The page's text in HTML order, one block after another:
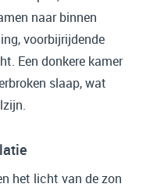
naar binnen
voorbijrijdende
Een donkere kamer
slaap, wat
het licht van de zon